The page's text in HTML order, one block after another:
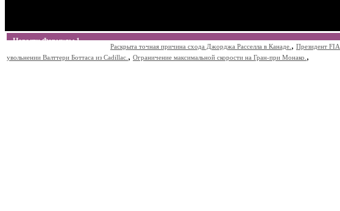
Новости Формулы 1
Раскрыта точная причина схода Джорджа Расселла в Канаде. , Президент
увольнении Валттери Боттаса из Cadillac. , Ограничение максимальной скорости на Гран-при Монако. ,